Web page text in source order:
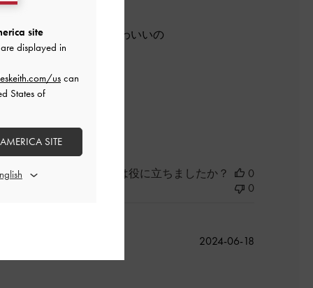
す。でもデザインがかわいいの
いと思います。
このレビューは役に立ちましたか？
0
0
公
2024-06-18
site
displayed in
uscan
States of
SITE